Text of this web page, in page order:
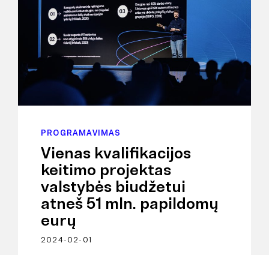
PROGRAMAVIMAS
Vienas kvalifikacijos
keitimo projektas
valstybės biudžetui
atneš 51 mln. papildomų
eurų
2024-02-01